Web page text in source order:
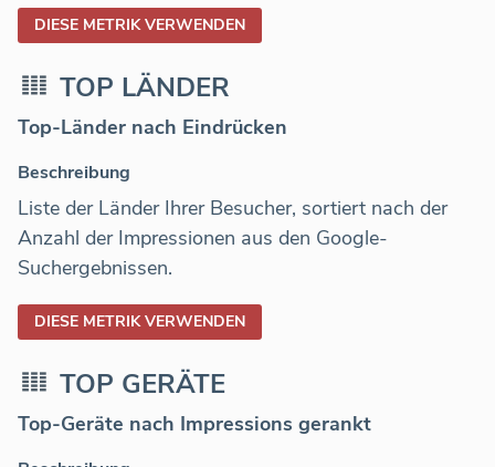
DIESE METRIK VERWENDEN
TOP LÄNDER
Top-Länder nach Eindrücken
Beschreibung
Liste der Länder Ihrer Besucher, sortiert nach der
Anzahl der Impressionen aus den Google-
Suchergebnissen.
DIESE METRIK VERWENDEN
TOP GERÄTE
Top-Geräte nach Impressions gerankt